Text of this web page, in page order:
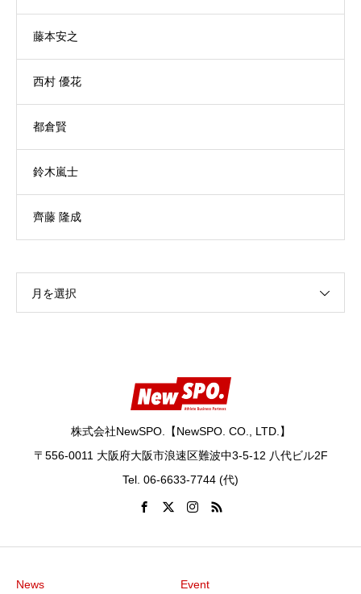
藤本安之
西村 優花
都倉賢
鈴木嵐士
齊藤 隆成
月を選択
株式会社NewSPO.【NewSPO. CO., LTD.】
〒556-0011 大阪府大阪市浪速区難波中3-5-12 八代ビル2F
Tel. 06-6633-7744 (代)
News Event